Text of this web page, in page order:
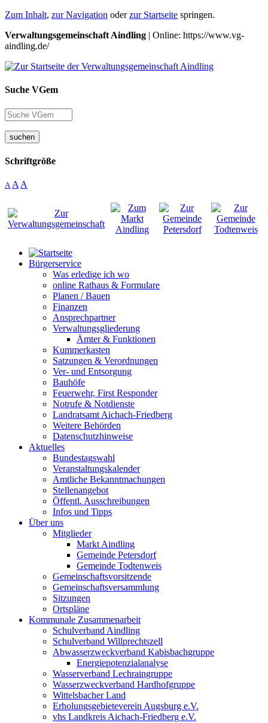
Zum Inhalt, zur Navigation oderzur Startseite springen.
Verwaltungsgemeinschaft Aindling | Online: https://www.vg-
aindling.de/
Suche VGem
suchen
Schriftgröße
A A A
Bürgerservice
Was erledige ich wo
online Rathaus & Formulare
Planen / Bauen
Finanzen
Ansprechpartner
Verwaltungsgliederung
Ämter & Funktionen
Kummerkasten
Satzungen & Verordnungen
Ver- und Entsorgung
Bauhöfe
Feuerwehr, First Responder
Notrufe & Notdienste
Landratsamt Aichach-Friedberg
Weitere Behörden
Datenschutzhinweise
Aktuelles
Bundestagswahl
Veranstaltungskalender
Amtliche Bekanntmachungen
Stellenangebot
Öffentl. Ausschreibungen
Infos und Tipps
Über uns
Mitglieder
Markt Aindling
Gemeinde Petersdorf
Gemeinde Todtenweis
Gemeinschaftsvorsitzende
Gemeinschaftsversammlung
Sitzungen
Ortspläne
Kommunale Zusammenarbeit
Schulverband Aindling
Schulverband Willprechtszell
Abwasserzweckverband Kabisbachgruppe
Energiepotenzialanalyse
Wasserverband Lechraingruppe
Wasserzweckverband Hardhofgruppe
Wittelsbacher Land
Erholungsgebieteverein Augsburg e.V.
vhs Landkreis Aichach-Friedberg e.V.